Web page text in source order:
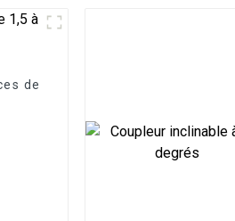
de